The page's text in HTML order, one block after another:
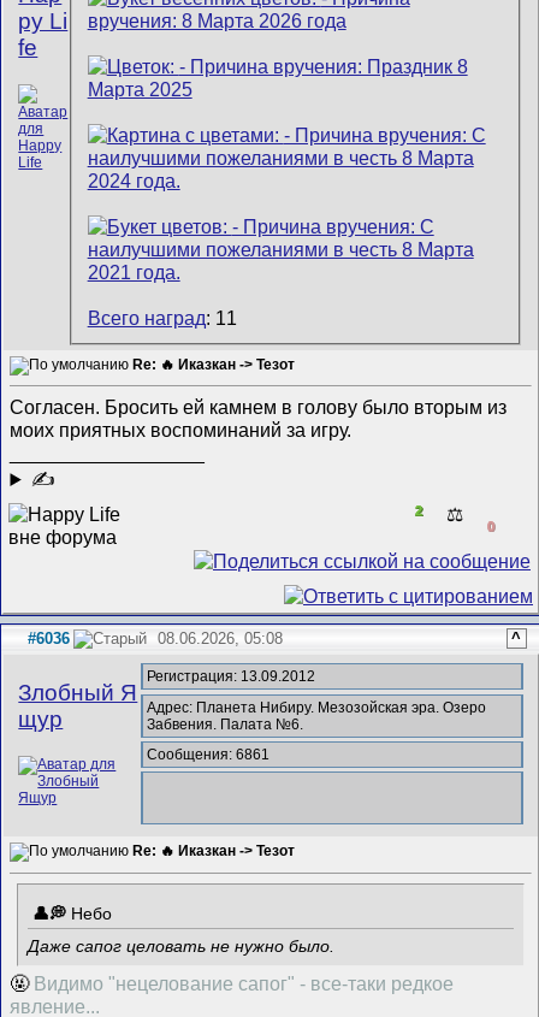
py Li
fe
Всего наград: 11
Re: 🔥 Иказкан -> Тезот
Согласен. Бросить ей камнем в голову было вторым из
моих приятных воспоминаний за игру.
✍
2 ⚖️
0
#6036 08.06.2026, 05:08 ^
Злобный Я
щур
Регистрация: 13.09.2012
Адрес: Планета Нибиру. Мезозойская эра. Озеро
Забвения. Палата №6.
Сообщения: 6861
Re: 🔥 Иказкан -> Тезот
Небо
Даже сапог целовать не нужно было.
🤬 Видимо "нецелование сапог" - все-таки редкое
явление...